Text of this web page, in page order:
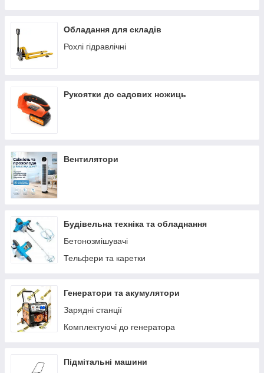
Обладання для складів
Рохлі гідравлічні
Рукоятки до садових ножиць
Вентилятори
Будівельна техніка та обладнання
Бетонозмішувачі
Тельфери та каретки
Генератори та акумулятори
Зарядні станції
Комплектуючі до генератора
Підмітальні машини